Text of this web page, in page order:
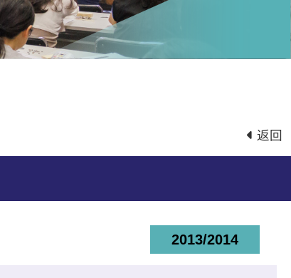
返回
2013/2014